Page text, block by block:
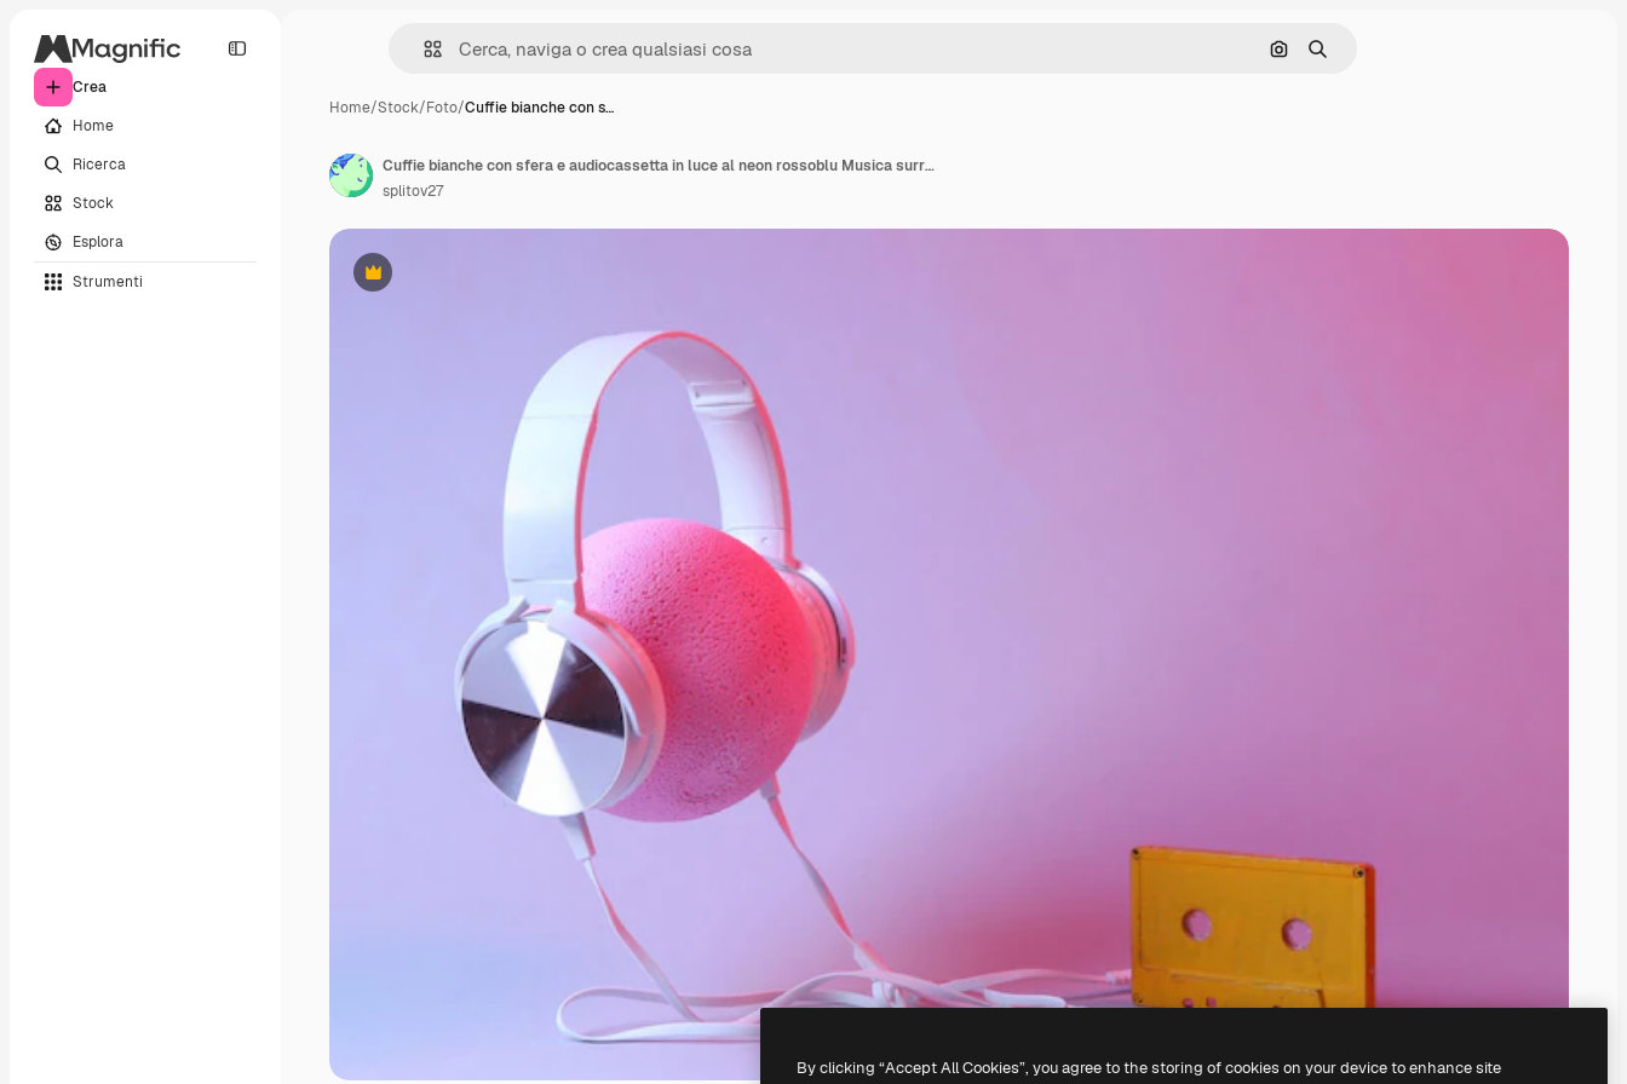
Crea
Home
Ricerca
Stock
Esplora
Strumenti
Cerca per immagine
Ricerca
Home/Stock/Foto/Cuffie bianche con s…
Premium
Cuffie bianche con sfera e audiocassetta in luce al neon rossoblu Musica surreale minimalista ancora in vita
splitov27
By clicking “Accept All Cookies”, you agree to the storing of cookies on your device to enhance site